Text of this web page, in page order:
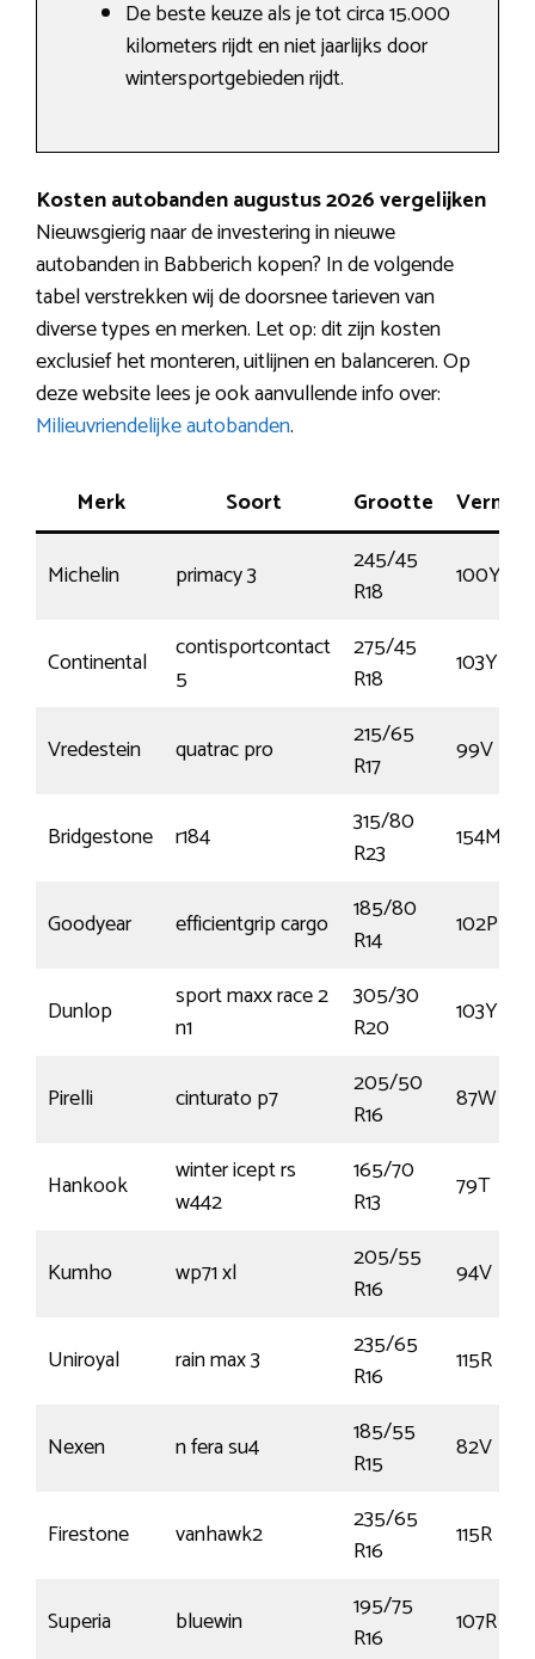
De beste keuze als je tot circa 15.000
kilometers rijdt en niet jaarlijks door
wintersportgebieden rijdt.
Kosten autobanden augustus 2026 vergelijken
Nieuwsgierig naar de investering in nieuwe
autobanden in Babberich kopen? In de volgende
tabel verstrekken wij de doorsnee tarieven van
diverse types en merken. Let op: dit zijn kosten
exclusief het monteren, uitlijnen en balanceren. Op
deze website lees je ook aanvullende info over:
Milieuvriendelijke autobanden.
Merk Soort Grootte
Michelin primacy 3
245/45
R18
100Y
Continental
contisportcontact
5
275/45
R18
103Y
Vredestein quatrac pro
215/65
R17
99V
Bridgestone r184
315/80
R23
154M
Goodyear efficientgrip cargo
185/80
R14
102P
Dunlop
sport maxx race 2
n1
305/30
R20
103Y
Pirelli cinturato p7
205/50
R16
87W
Hankook
winter icept rs
w442
165/70
R13
79T
Kumho wp71 xl
205/55
R16
94V
Uniroyal rain max 3
235/65
R16
115R
Nexen n fera su4
185/55
R15
82V
Firestone vanhawk2
235/65
R16
115R
Superia bluewin
195/75
R16
107R